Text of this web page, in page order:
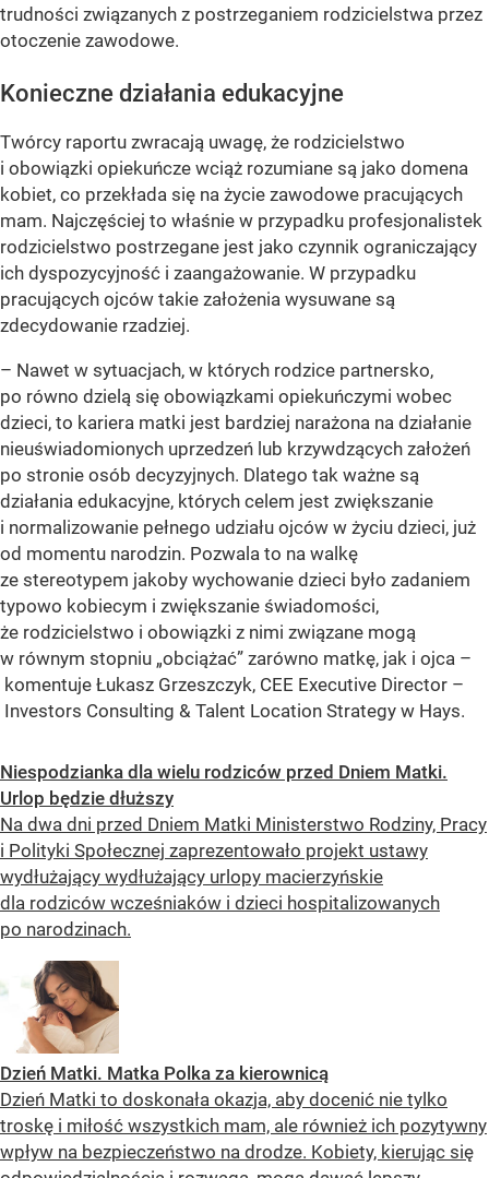
trudności związanych z postrzeganiem rodzicielstwa przez
otoczenie zawodowe.
Konieczne działania edukacyjne
Twórcy raportu zwracają uwagę, że rodzicielstwo
i obowiązki opiekuńcze wciąż rozumiane są jako domena
kobiet, co przekłada się na życie zawodowe pracujących
mam. Najczęściej to właśnie w przypadku profesjonalistek
rodzicielstwo postrzegane jest jako czynnik ograniczający
ich dyspozycyjność i zaangażowanie. W przypadku
pracujących ojców takie założenia wysuwane są
zdecydowanie rzadziej.
– Nawet w sytuacjach, w których rodzice partnersko,
po równo dzielą się obowiązkami opiekuńczymi wobec
dzieci, to kariera matki jest bardziej narażona na działanie
nieuświadomionych uprzedzeń lub krzywdzących założeń
po stronie osób decyzyjnych. Dlatego tak ważne są
działania edukacyjne, których celem jest zwiększanie
i normalizowanie pełnego udziału ojców w życiu dzieci, już
od momentu narodzin. Pozwala to na walkę
ze stereotypem jakoby wychowanie dzieci było zadaniem
typowo kobiecym i zwiększanie świadomości,
że rodzicielstwo i obowiązki z nimi związane mogą
w równym stopniu „obciążać” zarówno matkę, jak i ojca –
komentuje Łukasz Grzeszczyk, CEE Executive Director –
Investors Consulting & Talent Location Strategy w Hays.
Niespodzianka dla wielu rodziców przed Dniem Matki.
Urlop będzie dłuższy
Na dwa dni przed Dniem Matki Ministerstwo Rodziny, Pracy
i Polityki Społecznej zaprezentowało projekt ustawy
wydłużający wydłużający urlopy macierzyńskie
dla rodziców wcześniaków i dzieci hospitalizowanych
po narodzinach.
Dzień Matki. Matka Polka za kierownicą
Dzień Matki to doskonała okazja, aby docenić nie tylko
troskę i miłość wszystkich mam, ale również ich pozytywny
wpływ na bezpieczeństwo na drodze. Kobiety, kierując się